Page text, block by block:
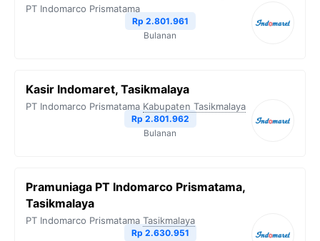
PT Indomarco Prismatama
Rp 2.801.961
Bulanan
Kasir Indomaret, Tasikmalaya
PT Indomarco Prismatama Kabupaten Tasikmalaya
Rp 2.801.962
Bulanan
Pramuniaga PT Indomarco Prismatama,
Tasikmalaya
PT Indomarco Prismatama Tasikmalaya
Rp 2.630.951